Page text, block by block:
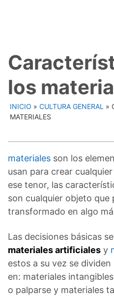
los
INICIO » CULTURA GENERAL »
MATERIALES
materiales son los
usan para crear
ese tenor, las
son cualquier objeto que
transformado en algo
Las decisiones básicas
materiales artificiales y
estos a su vez se
en: materiales
o palparse y materiales